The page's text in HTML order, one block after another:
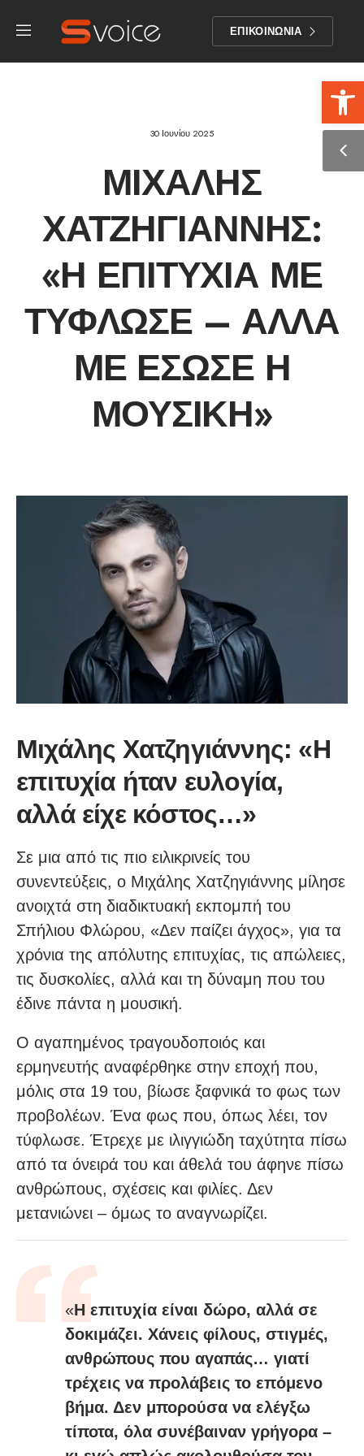
ΕΠΙΚΟΙΝΩΝΙΑ
30 Ιουνίου 2025
ΜΙΧΆΛΗΣ
ΧΑΤΖΗΓΙΆΝΝΗΣ:
«Η ΕΠΙΤΥΧΊΑ ΜΕ
ΤΎΦΛΩΣΕ – ΑΛΛΆ
ΜΕ ΈΣΩΣΕ Η
ΜΟΥΣΙΚΉ»
Μιχάλης Χατζηγιάννης: «Η
επιτυχία ήταν ευλογία,
αλλά είχε κόστος…»
Σε μια από τις πιο ειλικρινείς του
συνεντεύξεις, ο Μιχάλης Χατζηγιάννης μίλησε
ανοιχτά στη διαδικτυακή εκπομπή του
Σπήλιου Φλώρου, «Δεν παίζει άγχος», για τα
χρόνια της απόλυτης επιτυχίας, τις απώλειες,
τις δυσκολίες, αλλά και τη δύναμη που του
έδινε πάντα η μουσική.
Ο αγαπημένος τραγουδοποιός και
ερμηνευτής αναφέρθηκε στην εποχή που,
μόλις στα 19 του, βίωσε ξαφνικά το φως των
προβολέων. Ένα φως που, όπως λέει, τον
τύφλωσε. Έτρεχε με ιλιγγιώδη ταχύτητα πίσω
από τα όνειρά του και άθελά του άφηνε πίσω
ανθρώπους, σχέσεις και φιλίες. Δεν
μετανιώνει – όμως το αναγνωρίζει.
«Η επιτυχία είναι δώρο, αλλά σε
δοκιμάζει. Χάνεις φίλους, στιγμές,
ανθρώπους που αγαπάς… γιατί
τρέχεις να προλάβεις το επόμενο
βήμα. Δεν μπορούσα να ελέγξω
τίποτα, όλα συνέβαιναν γρήγορα –